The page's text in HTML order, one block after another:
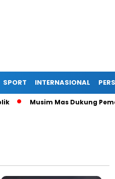
SPORT INTERNASIONAL
Musim Mas Dukung